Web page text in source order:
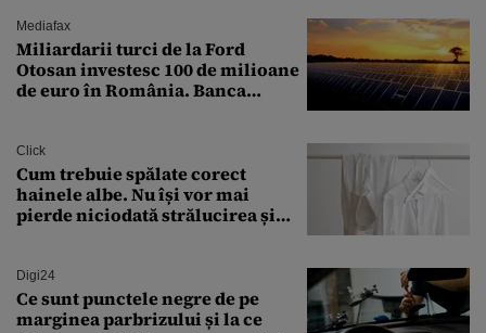
Mediafax
Miliardarii turci de la Ford
Otosan investesc 100 de milioane
de euro în România. Banca
Click
Cum trebuie spălate corect
hainele albe. Nu își vor mai
pierde niciodată strălucirea și
Digi24
Ce sunt punctele negre de pe
marginea parbrizului și la ce